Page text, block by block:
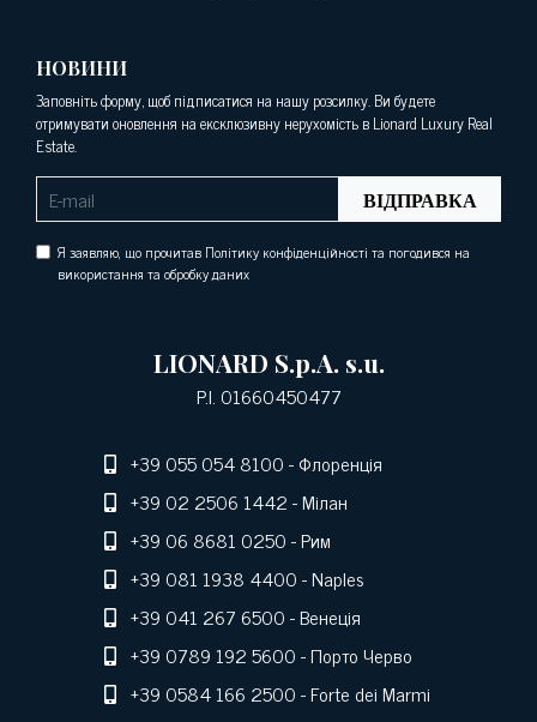
НОВИНИ
Заповніть форму, щоб підписатися на нашу розсилку. Ви будете
отримувати оновлення на ексклюзивну нерухомість в Lionard Luxury Real
Estate.
ВІДПРАВКА
Я заявляю, що прочитав Політику конфіденційності та погодився на
використання та обробку даних
LIONARD S.p.A. s.u.
P.I. 01660450477
+39 055 054 8100- Флоренція
+39 02 2506 1442- Мілан
+39 06 8681 0250- Рим
+39 081 1938 4400- Naples
+39 041 267 6500- Венеція
+39 0789 192 5600- Порто Черво
+39 0584 166 2500- Forte dei Marmi